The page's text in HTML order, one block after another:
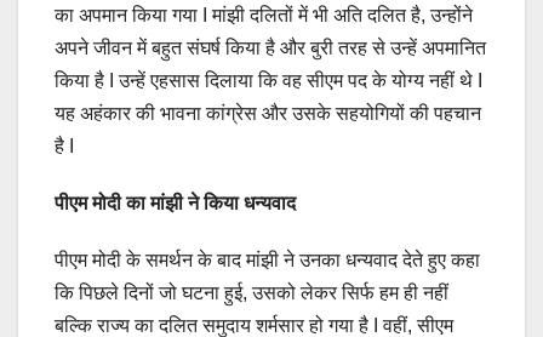
का अपमान किया गया I मांझी दलितों में भी अति दलित है, उन्होंने
अपने जीवन में बहुत संघर्ष किया है और बुरी तरह से उन्हें अपमानित
किया है I उन्हें एहसास दिलाया कि वह सीएम पद के योग्य नहीं थे I
यह अहंकार की भावना कांग्रेस और उसके सहयोगियों की पहचान
है I
पीएम मोदी का मांझी ने किया धन्यवाद
पीएम मोदी के समर्थन के बाद मांझी ने उनका धन्यवाद देते हुए कहा
कि पिछले दिनों जो घटना हुई, उसको लेकर सिर्फ हम ही नहीं
बल्कि राज्य का दलित समुदाय शर्मसार हो गया है I वहीं, सीएम